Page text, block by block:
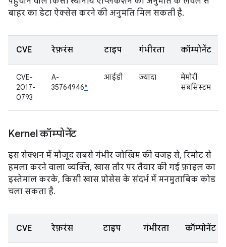
बाहर का डेटा ऐक्सेस करने की अनुमति मिल सकती है.
CVE रेफ़रंस टाइप गंभीरता कॉम्पोनेंट
CVE-
2017-
0793
A-
35764946*
आईडी ज़्यादा
मेमोरी
सबसिस्टम
Kernel कॉम्पोनेंट
इस सेक्शन में मौजूद सबसे गंभीर जोखिम की वजह से, रिमोट से
हमला करने वाला व्यक्ति, खास तौर पर तैयार की गई फ़ाइल का
इस्तेमाल करके, किसी खास प्रोसेस के संदर्भ में मनमुताबिक कोड
चला सकता है.
CVE रेफ़रंस टाइप गंभीरता कॉम्पोनेंट